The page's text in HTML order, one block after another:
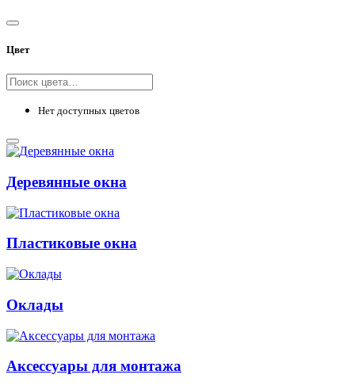
Цвет
Нет доступных цветов
Деревянные окна
Пластиковые окна
Оклады
Аксессуары для монтажа